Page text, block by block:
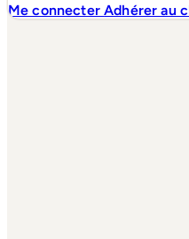
Me connecterAdhérer au